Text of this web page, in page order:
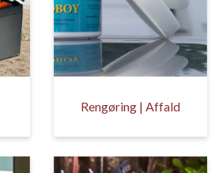
Rengøring | Affald